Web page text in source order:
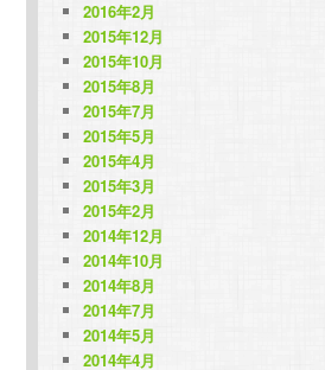
2016年2月
2015年12月
2015年10月
2015年8月
2015年7月
2015年5月
2015年4月
2015年3月
2015年2月
2014年12月
2014年10月
2014年8月
2014年7月
2014年5月
2014年4月